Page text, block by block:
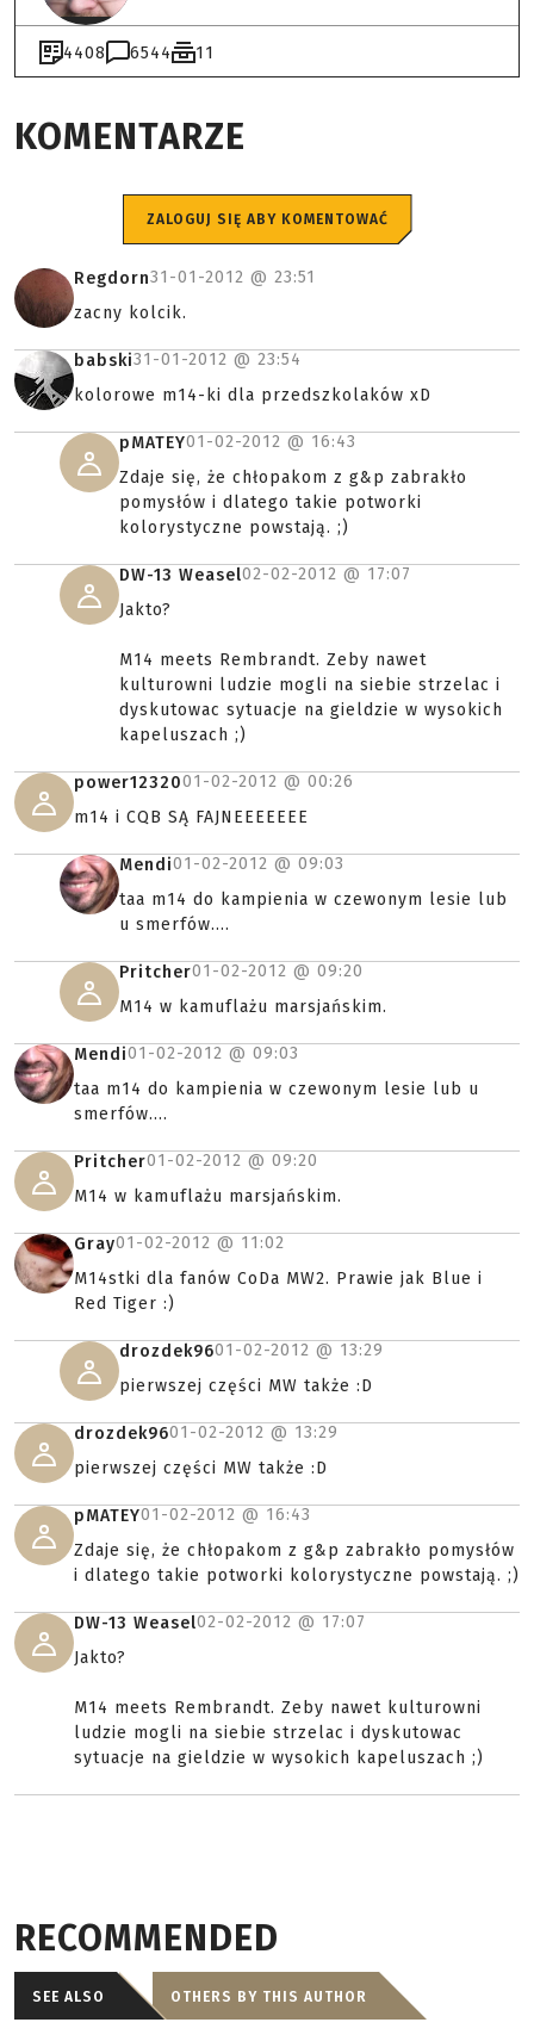
4408 6544 11
KOMENTARZE
ZALOGUJ SIĘ ABY KOMENTOWAĆ
Regdorn31-01-2012 @ 23:51
zacny kolcik.
babski31-01-2012 @ 23:54
kolorowe m14-ki dla przedszkolaków xD
pMATEY01-02-2012 @ 16:43
Zdaje się, że chłopakom z g&p zabrakło
pomysłów i dlatego takie potworki
kolorystyczne powstają. ;)
DW-13 Weasel02-02-2012 @ 17:07
Jakto?
M14 meets Rembrandt. Zeby nawet
kulturowni ludzie mogli na siebie strzelac i
dyskutowac sytuacje na gieldzie w wysokich
kapeluszach ;)
power1232001-02-2012 @ 00:26
m14 i CQB SĄ FAJNEEEEEEE
Mendi01-02-2012 @ 09:03
taa m14 do kampienia w czewonym lesie lub
u smerfów....
Pritcher01-02-2012 @ 09:20
M14 w kamuflażu marsjańskim.
Mendi01-02-2012 @ 09:03
taa m14 do kampienia w czewonym lesie lub u
smerfów....
Pritcher01-02-2012 @ 09:20
M14 w kamuflażu marsjańskim.
Gray01-02-2012 @ 11:02
M14stki dla fanów CoDa MW2. Prawie jak Blue i
Red Tiger :)
drozdek9601-02-2012 @ 13:29
pierwszej części MW także :D
drozdek9601-02-2012 @ 13:29
pierwszej części MW także :D
pMATEY01-02-2012 @ 16:43
Zdaje się, że chłopakom z g&p zabrakło pomysłów
i dlatego takie potworki kolorystyczne powstają. ;)
DW-13 Weasel02-02-2012 @ 17:07
Jakto?
M14 meets Rembrandt. Zeby nawet kulturowni
ludzie mogli na siebie strzelac i dyskutowac
sytuacje na gieldzie w wysokich kapeluszach ;)
RECOMMENDED
SEE ALSO OTHERS BY THIS AUTHOR